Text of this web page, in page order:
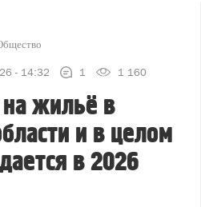
- 14:32 1 1 160
жильё в
и в целом
в 2026